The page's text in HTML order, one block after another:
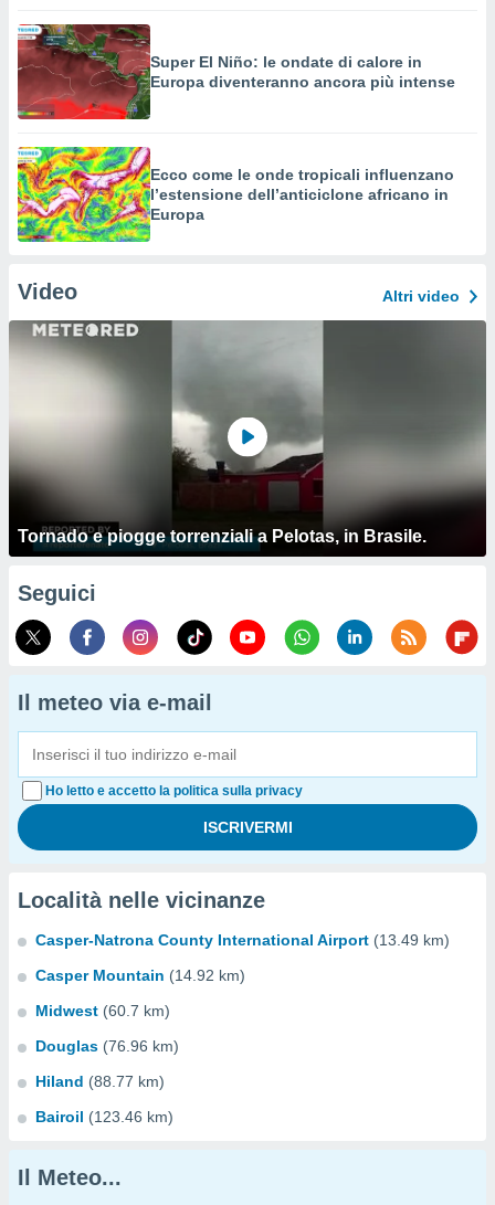
Super El Niño: le ondate di calore in
Europa diventeranno ancora più intense
Ecco come le onde tropicali influenzano
l’estensione dell’anticiclone africano in
Europa
Video Altri video
Tornado e piogge torrenziali a Pelotas, in Brasile.
Seguici
Il meteo via e-mail
Ho letto e accetto la politica sulla privacy
Località nelle vicinanze
Casper-Natrona County International Airport (13.49 km)
Casper Mountain (14.92 km)
Midwest (60.7 km)
Douglas (76.96 km)
Hiland (88.77 km)
Bairoil (123.46 km)
Il Meteo...